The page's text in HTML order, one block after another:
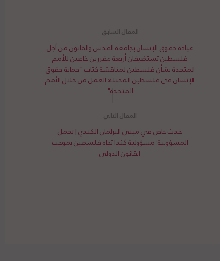
عيادة حقوق الإنسان بجامعة القدس والقانون من أجل
فلسطين تستضيفان أربعة مقررين خاصين للأمم
المتحدة بشأن فلسطين لمناقشة كتاب "حماية حقوق
الإنسان في فلسطين المحتلة: العمل من خلال الأمم
المتحدة"
حدث خاص في مبنى البرلمان الكندي | تحمل
المسؤولية: مسؤولية كندا تجاه فلسطين بموجب
القانون الدولي